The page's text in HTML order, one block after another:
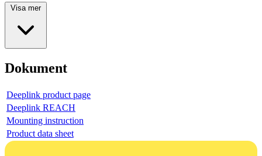
Visa mer
Dokument
Deeplink product page
Deeplink REACH
Mounting instruction
Product data sheet